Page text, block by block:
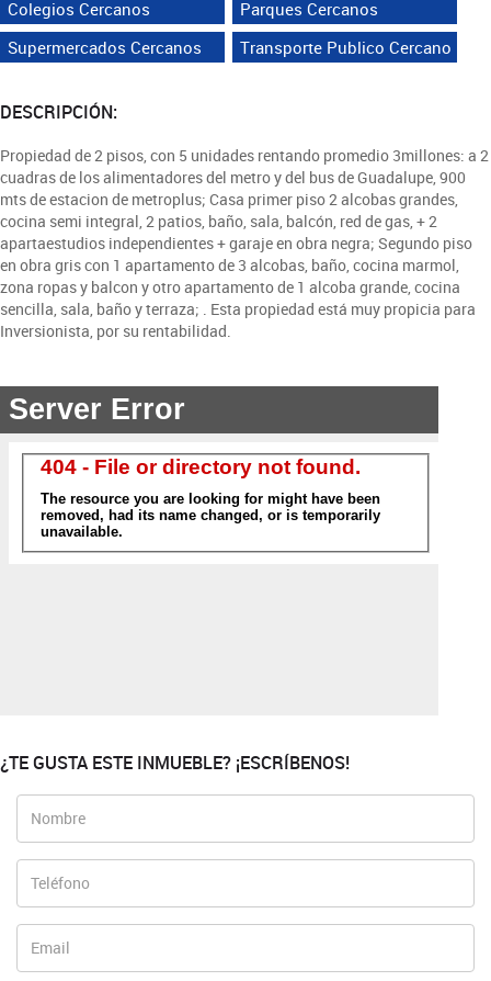
Colegios Cercanos
Parques Cercanos
Supermercados Cercanos
Transporte Publico Cercano
DESCRIPCIÓN:
Propiedad de 2 pisos, con 5 unidades rentando promedio 3millones: a 2
cuadras de los alimentadores del metro y del bus de Guadalupe, 900
mts de estacion de metroplus; Casa primer piso 2 alcobas grandes,
cocina semi integral, 2 patios, baño, sala, balcón, red de gas, + 2
apartaestudios independientes + garaje en obra negra; Segundo piso
en obra gris con 1 apartamento de 3 alcobas, baño, cocina marmol,
zona ropas y balcon y otro apartamento de 1 alcoba grande, cocina
sencilla, sala, baño y terraza; . Esta propiedad está muy propicia para
Inversionista, por su rentabilidad.
¿TE GUSTA ESTE INMUEBLE? ¡ESCRÍBENOS!